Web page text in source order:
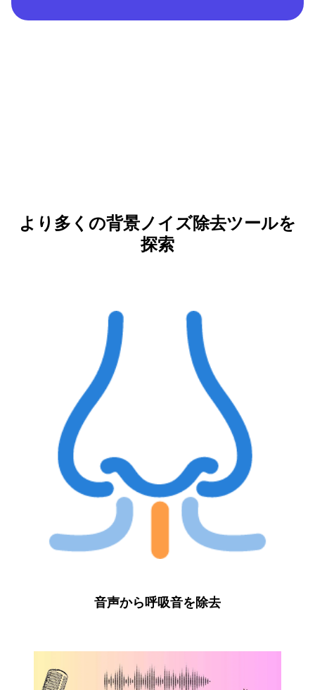
より多くの背景ノイズ除去ツールを
探索
音声から呼吸音を除去